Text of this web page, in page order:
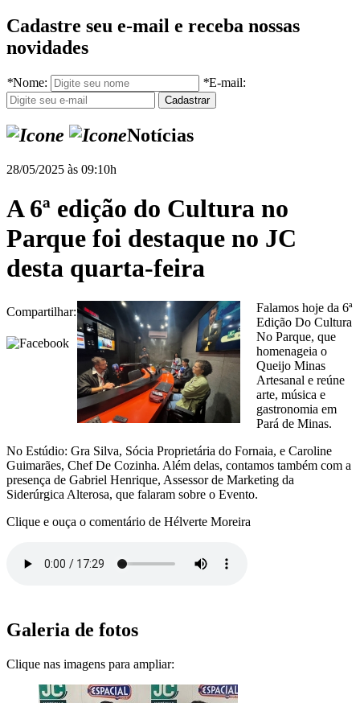
Cadastre seu e-mail e receba nossas
novidades
*Nome: *E-mail:
Notícias
28/05/2025 às 09:10h
A 6ª edição do Cultura no
Parque foi destaque no JC
desta quarta-feira
Compartilhar:
Falamos hoje da 6ª
Edição Do Cultura
No Parque, que
homenageia o
Queijo Minas
Artesanal e reúne
arte, música e
gastronomia em
Pará de Minas.
No Estúdio: Gra Silva, Sócia Proprietária do Fornaia, e Caroline
Guimarães, Chef De Cozinha. Além delas, contamos também com a
presença de Gabriel Henrique, Assessor de Marketing da
Siderúrgica Alterosa, que falaram sobre o Evento.
Clique e ouça o comentário de Hélverte Moreira
Galeria de fotos
Clique nas imagens para ampliar: